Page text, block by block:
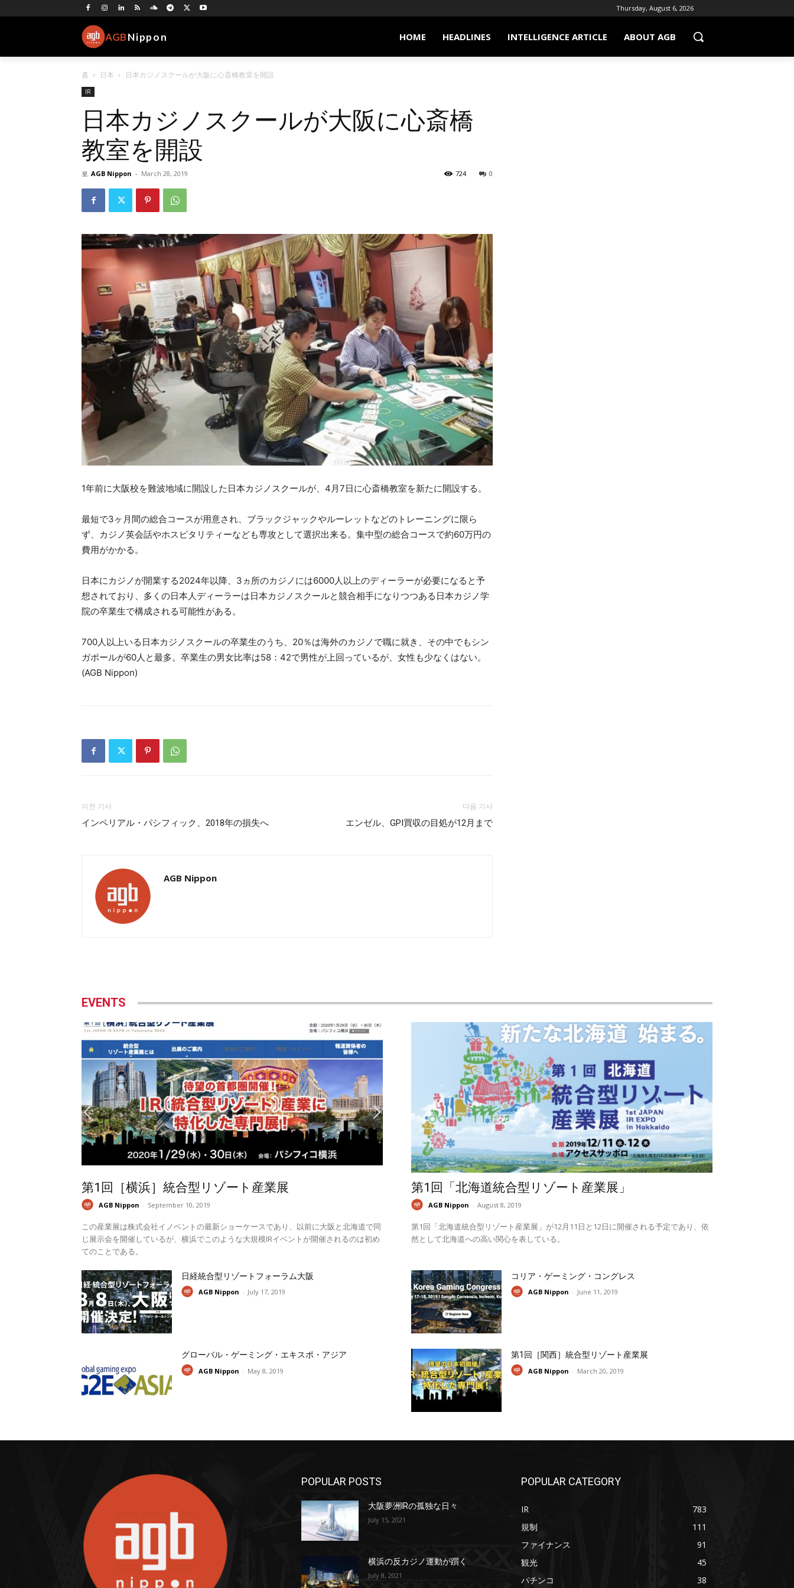
Thursday, August 6, 2026
AGBNippon HOME HEADLINES INTELLIGENCE ARTICLE ABOUT AGB
홈 日本 日本カジノスクールが大阪に心斎橋教室を開設
IR
日本カジノスクールが大阪に心斎橋
教室を開設
로 AGB Nippon - March 28, 2019 0
724
1年前に大阪校を難波地域に開設した日本カジノスクールが、4月7日に心斎橋教室を新たに開設する。
最短で3ヶ月間の総合コースが用意され、ブラックジャックやルーレットなどのトレーニングに限ら
ず、カジノ英会話やホスピタリティーなども専攻として選択出来る。集中型の総合コースで約60万円の
費用がかかる。
日本にカジノが開業する2024年以降、3ヵ所のカジノには6000人以上のディーラーが必要になると予
想されており、多くの日本人ディーラーは日本カジノスクールと競合相手になりつつある日本カジノ学
院の卒業生で構成される可能性がある。
700人以上いる日本カジノスクールの卒業生のうち、20％は海外のカジノで職に就き、その中でもシン
ガポールが60人と最多。卒業生の男女比率は58：42で男性が上回っているが、女性も少なくはない。
(AGB Nippon)
이전 기사
インペリアル・パシフィック、2018年の損失へ
다음 기사
エンゼル、GPI買収の目処が12月まで
AGB Nippon
EVENTS
第1回［横浜］統合型リゾート産業展
AGB Nippon - September 10, 2019
この産業展は株式会社イノベントの最新ショーケースであり、以前に大阪と北海道で同
じ展示会を開催しているが、横浜でこのような大規模IRイベントが開催されるのは初め
てのことである。
第1回「北海道統合型リゾート産業展」
AGB Nippon - August 8, 2019
第1回「北海道統合型リゾート産業展」が12月11日と12日に開催される予定であり、依
然として北海道への高い関心を表している。
日経統合型リゾートフォーラム大阪
AGB Nippon - July 17, 2019
コリア・ゲーミング・コングレス
AGB Nippon - June 11, 2019
グローバル・ゲーミング・エキスポ・アジア
AGB Nippon - May 8, 2019
第1回［関西］統合型リゾート産業展
AGB Nippon - March 20, 2019
POPULAR POSTS
大阪夢洲IRの孤独な日々
July 15, 2021
横浜の反カジノ運動が躓く
July 8, 2021
POPULAR CATEGORY
IR
783
規制
111
ファイナンス
91
観光
45
パチンコ
38